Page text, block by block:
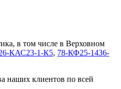
в том числе в Верховном
КАС23-1-К5, 78-КФ25-1436-
наших клиентов по всей